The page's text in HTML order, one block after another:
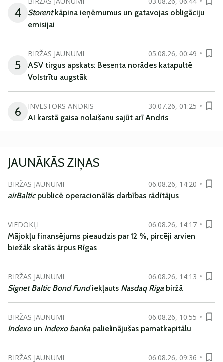
4
Storentkāpina ieņēmumus un gatavojas obligāciju
emisijai
5
BIRŽAS JAUNUMI
05.08.26, 00:49
ASV tirgus apskats: Besenta norādes katapultē
Volstrītu augstāk
6 INVESTORS ANDRIS
30.07.26, 01:25
AI karstā gaisa nolaišanu sajūt arī Andris
JAUNĀKĀS ZIŅAS
BIRŽAS JAUNUMI
06.08.26, 14:20
airBalticpublicē operacionālās darbības rādītājus
VIEDOKĻI
06.08.26, 14:17
Mājokļu finansējums pieaudzis par 12 %, pircēji arvien
biežāk skatās ārpus Rīgas
BIRŽAS JAUNUMI
06.08.26, 14:13
Signet Baltic Bond Fundiekļauts Nasdaq Riga biržā
BIRŽAS JAUNUMI
06.08.26, 10:55
Indexoun Indexo banka palielinājušas pamatkapitālu
BIRŽAS JAUNUMI 06.08.26, 09:36